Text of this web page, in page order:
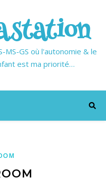
MS-GS où l'autonomie & le
est ma priorité…